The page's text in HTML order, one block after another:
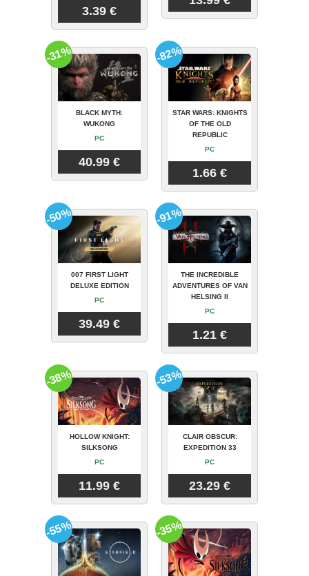
3.39 €
BLACK MYTH:
WUKONG
PC
40.99 €
-31%
STAR WARS: KNIGHTS
OF THE OLD
REPUBLIC
PC
1.66 €
-82%
007 FIRST LIGHT
DELUXE EDITION
PC
39.49 €
-50%
THE INCREDIBLE
ADVENTURES OF VAN
HELSING II
PC
1.21 €
-91%
HOLLOW KNIGHT:
SILKSONG
PC
11.99 €
-38%
CLAIR OBSCUR:
EXPEDITION 33
PC
23.29 €
-53%
-55% -35%